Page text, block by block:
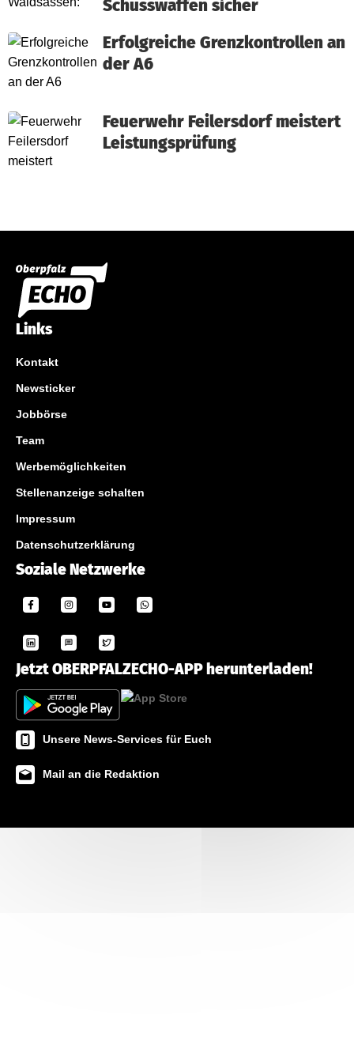
Schusswaffen sicher
Erfolgreiche Grenzkontrollen an
der A6
Feuerwehr Feilersdorf meistert
Leistungsprüfung
Links
Kontakt
Newsticker
Jobbörse
Team
Werbemöglichkeiten
Stellenanzeige schalten
Impressum
Datenschutzerklärung
Soziale Netzwerke
Jetzt OBERPFALZECHO-APP herunterladen!
Unsere News-Services für Euch
Mail an die Redaktion